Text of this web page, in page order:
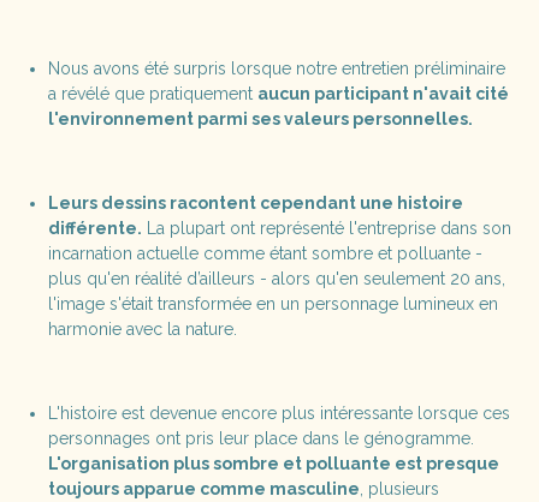
Nous avons été surpris lorsque notre entretien préliminaire
a révélé que pratiquement aucun participant n'avait cité
l'environnement parmi ses valeurs personnelles.
Leurs dessins racontent cependant une histoire
différente. La plupart ont représenté l'entreprise dans son
incarnation actuelle comme étant sombre et polluante -
plus qu'en réalité d’ailleurs - alors qu'en seulement 20 ans,
l'image s'était transformée en un personnage lumineux en
harmonie avec la nature.
L'histoire est devenue encore plus intéressante lorsque ces
personnages ont pris leur place dans le génogramme.
L'organisation plus sombre et polluante est presque
toujours apparue comme masculine , plusieurs